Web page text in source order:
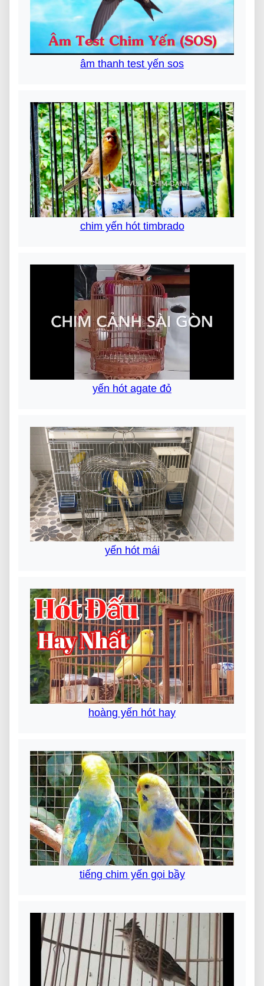
âm thanh test yến sos
chim yến hót timbrado
yến hót agate đỏ
yến hót mái
hoàng yến hót hay
tiếng chim yến gọi bầy